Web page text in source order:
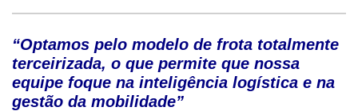
“Optamos pelo modelo de frota totalmente
terceirizada, o que permite que nossa
equipe foque na inteligência logística e na
gestão da mobilidade”